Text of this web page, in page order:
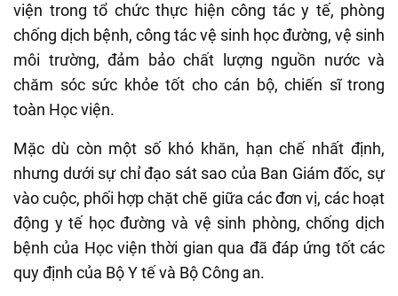
viện trong tổ chức thực hiện công tác y tế, phòng
chống dịch bệnh, công tác vệ sinh học đường, vệ sinh
môi trường, đảm bảo chất lượng nguồn nước và
chăm sóc sức khỏe tốt cho cán bộ, chiến sĩ trong
toàn Học viện.
Mặc dù còn một số khó khăn, hạn chế nhất định,
nhưng dưới sự chỉ đạo sát sao của Ban Giám đốc, sự
vào cuộc, phối hợp chặt chẽ giữa các đơn vị, các hoạt
động y tế học đường và vệ sinh phòng, chống dịch
bệnh của Học viện thời gian qua đã đáp ứng tốt các
quy định của Bộ Y tế và Bộ Công an.